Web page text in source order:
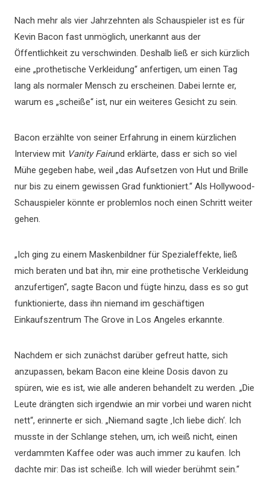
Nach mehr als vier Jahrzehnten als Schauspieler ist es für
Kevin Bacon fast unmöglich, unerkannt aus der
Öffentlichkeit zu verschwinden. Deshalb ließ er sich kürzlich
eine „prothetische Verkleidung“ anfertigen, um einen Tag
lang als normaler Mensch zu erscheinen. Dabei lernte er,
warum es „scheiße“ ist, nur ein weiteres Gesicht zu sein.
Bacon erzählte von seiner Erfahrung in einem kürzlichen
Interview mit Vanity Fairund erklärte, dass er sich so viel
Mühe gegeben habe, weil „das Aufsetzen von Hut und Brille
nur bis zu einem gewissen Grad funktioniert.“ Als Hollywood-
Schauspieler könnte er problemlos noch einen Schritt weiter
gehen.
„Ich ging zu einem Maskenbildner für Spezialeffekte, ließ
mich beraten und bat ihn, mir eine prothetische Verkleidung
anzufertigen“, sagte Bacon und fügte hinzu, dass es so gut
funktionierte, dass ihn niemand im geschäftigen
Einkaufszentrum The Grove in Los Angeles erkannte.
Nachdem er sich zunächst darüber gefreut hatte, sich
anzupassen, bekam Bacon eine kleine Dosis davon zu
spüren, wie es ist, wie alle anderen behandelt zu werden. „Die
Leute drängten sich irgendwie an mir vorbei und waren nicht
nett“, erinnerte er sich. „Niemand sagte ‚Ich liebe dich‘. Ich
musste in der Schlange stehen, um, ich weiß nicht, einen
verdammten Kaffee oder was auch immer zu kaufen. Ich
dachte mir: Das ist scheiße. Ich will wieder berühmt sein.“